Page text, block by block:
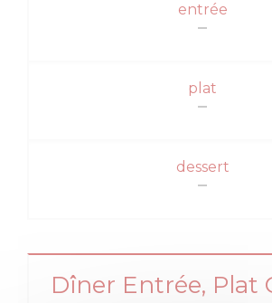
entrée
plat
dessert
Dîner Entrée, Plat